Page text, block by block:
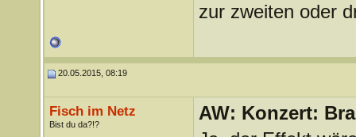
zur zweiten oder
20.05.2015, 08:19
Fisch im Netz
Bist du da?!?
AW: Konzert: